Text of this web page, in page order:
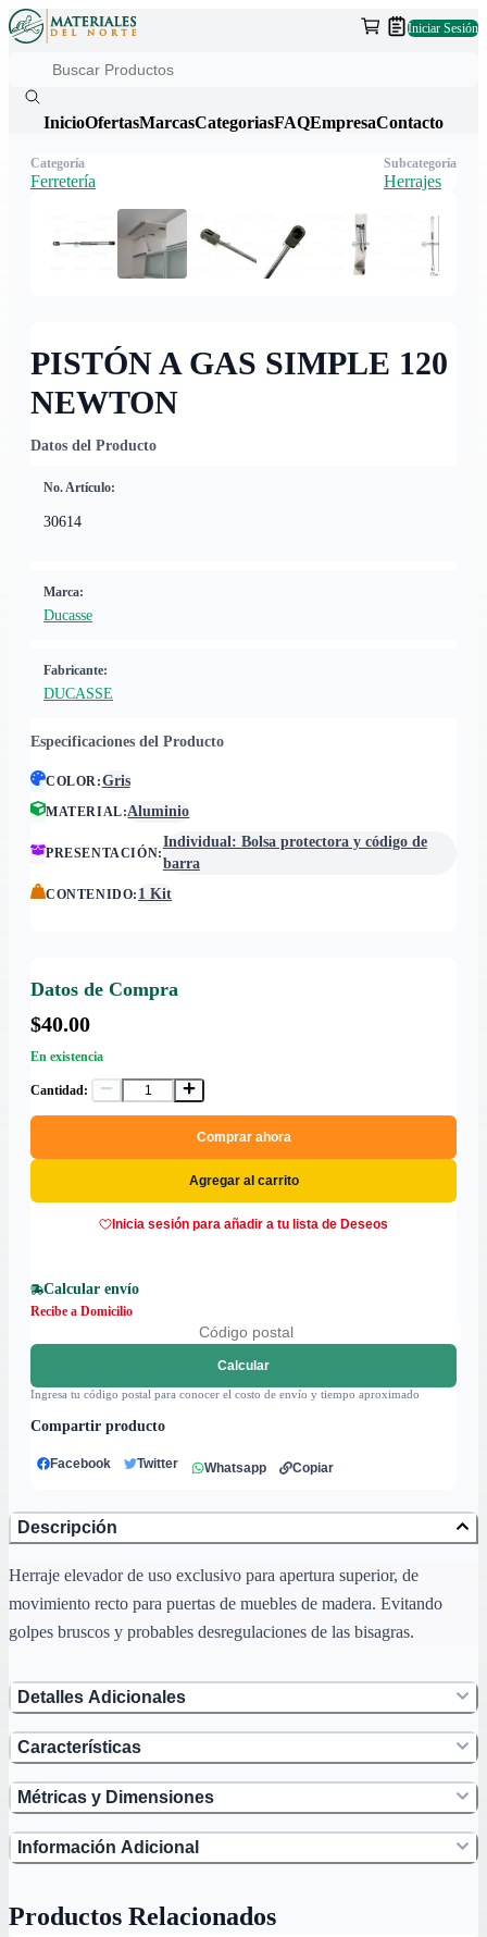
Iniciar Sesión
InicioOfertasMarcasCategoriasFAQEmpresaContacto
PISTÓN A GAS SIMPLE 120
NEWTON
Datos del Producto
No. Artículo:
30614
Marca:
Ducasse
Fabricante:
DUCASSE
Especificaciones del Producto
COLOR:Gris
MATERIAL:Aluminio
PRESENTACIÓN:
Individual: Bolsa protectora y código de
barra
CONTENIDO: 1 Kit
Datos de Compra
$40.00
En existencia
Cantidad:
Comprar ahora
Agregar al carrito
Inicia sesión para añadir a tu lista de Deseos
Calcular envío
Recibe a Domicilio
Calcular
Ingresa tu código postal para conocer el costo de envío y tiempo aproximado
Compartir producto
Facebook Twitter Whatsapp Copiar
Categoría
Ferretería
Subcategoría
Herrajes
Descripción
Herraje elevador de uso exclusivo para apertura superior, de
movimiento recto para puertas de muebles de madera. Evitando
golpes bruscos y probables desregulaciones de las bisagras.
Detalles Adicionales
Características
Métricas y Dimensiones
Información Adicional
Productos Relacionados